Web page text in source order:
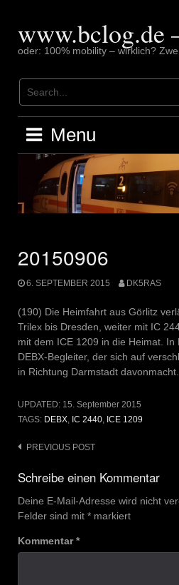
contentwww.bclog.de
oder: 100% mobility – wirklich?
Menu
20150906
6. SEPTEMBER 2015 DK5RAS
(190) Die Heimfahrt aus Görlitz
Trilex bis Dresden, weiter mit IC
mit dem ICE 1209 in die Heimat.
DEBX-Begleiter, der sich auf
in Richtung Darmstadt davonmacht.
UPDATED: 15. September 2015
TAGS: DEBX, IC 2440, ICE 1209
Post
navigation
PREVIOUS POST
Schreibe einen Kommentar
Deine E-Mail-Adresse wird nicht
Felder sind mit * markiert
Kommentar*